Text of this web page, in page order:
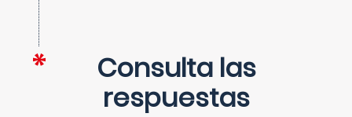
Consulta las
respuestas